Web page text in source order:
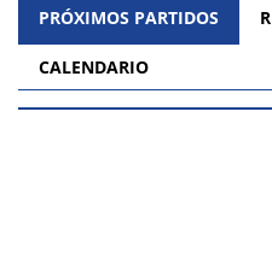
PRÓXIMOS PARTIDOS
CALENDARIO